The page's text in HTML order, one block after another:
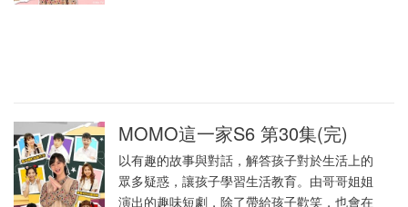
MOMO這一家S6 第30集(完)
以有趣的故事與對話，解答孩子對於生活上的
眾多疑惑，讓孩子學習生活教育。由哥哥姐姐
演出的趣味短劇，除了帶給孩子歡笑，也會在